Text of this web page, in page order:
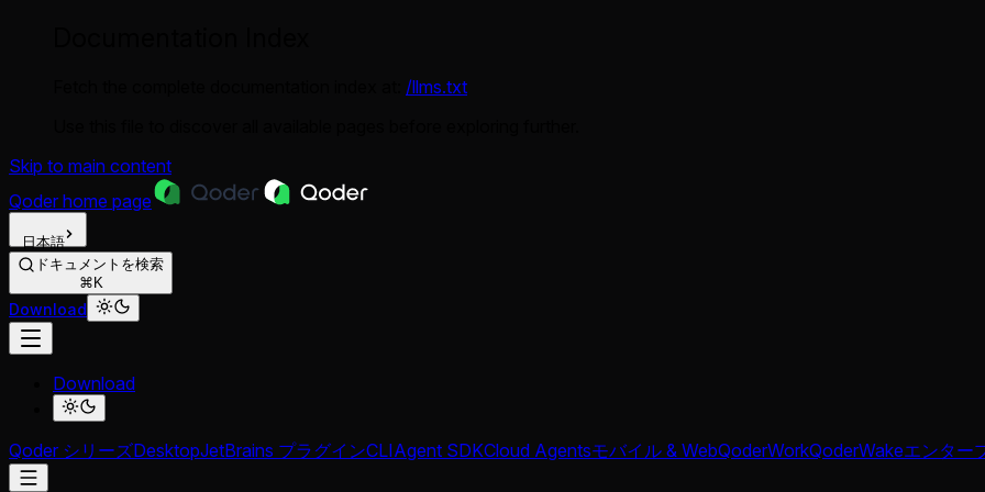
/llms.txt
Skip to main content
Qoder home page
日本語
ドキュメントを検索
⌘K
Download
Download
Qoder シリーズDesktopJetBrains プラグインCLIAgent SDKCloud Agentsモバイル & WebQoderWorkQoderWakeエンター